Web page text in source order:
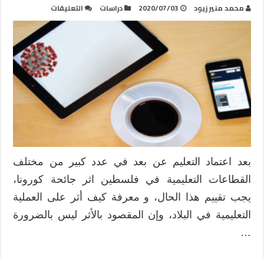
محمد منير زيود 2020/07/03 دراسات التعليقات
واقع
التعليم
الفلسطيني
في
ظل
جائحة
كورونا:
الإيجابيات،
السلبيات،
التحديات،
الحلول
مغلقة
بعد اعتماد التعليم عن بعد في عدد كبير من مختلف
القطاعات التعليمية في فلسطين اثر جائحة كورونا،
يجب تقييم هذا الحال، و معرفة كيف أثر على العملية
التعليمية في البلاد، وإن المقصود بالأثر ليس بالضرورة
…